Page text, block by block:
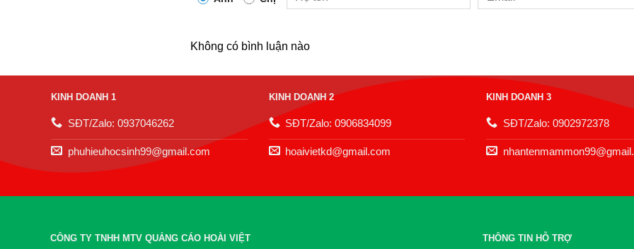
Không có bình luận nào
KINH DOANH 1
SĐT/Zalo: 0937046262
phuhieuhocsinh99@gmail.com
KINH DOANH 2
SĐT/Zalo: 0906834099
hoaivietkd@gmail.com
KINH DOANH 3
SĐT/Zalo: 0902972378
CÔNG TY TNHH MTV QUẢNG CÁO HOÀI VIỆT THÔNG TIN HỖ TRỢ